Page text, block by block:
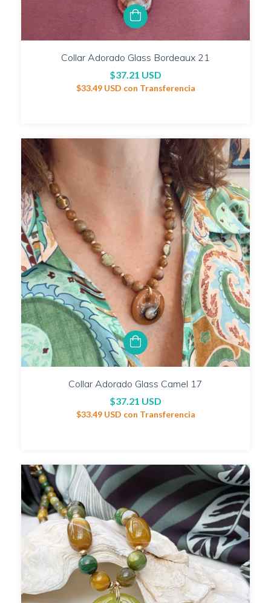
Collar Adorado Glass Bordeaux 21
$37.21 USD
$33.49 USD con Transferencia
Collar Adorado Glass Camel 17
$37.21 USD
$33.49 USD con Transferencia